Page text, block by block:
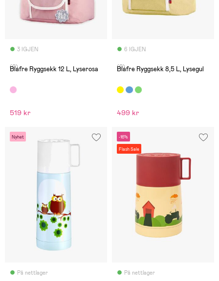
3 IGJEN
(0)
Blafre Ryggsekk 12 L, Lyserosa
519 kr
6 IGJEN
(0)
Blafre Ryggsekk 8,5 L, Lysegul
499 kr
Nyhet
På nettlager
-16%
Flash Sale
På nettlager